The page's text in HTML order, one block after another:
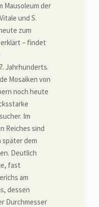
Mausoleum der
und S.
zum
– findet
Jahrhunderts.
Mosaiken von
noch heute
Im
Reiches sind
später dem
Deutlich
fast
am
dessen
Durchmesser